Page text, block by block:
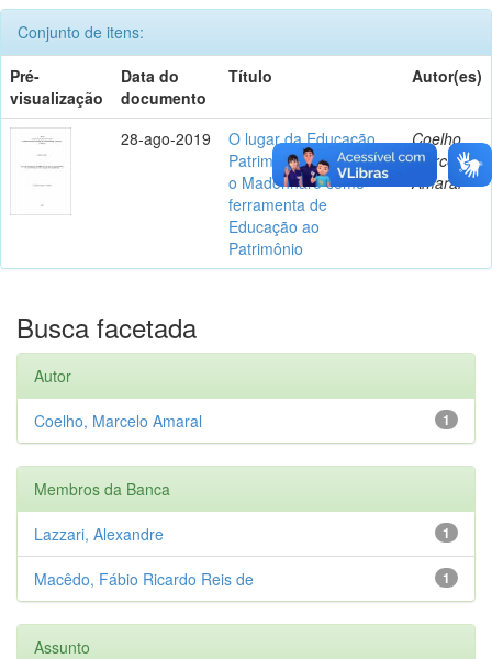
Conjunto de itens:
Pré-
visualização
Data do
documento
Título Autor(es)
28-ago-2019
O lugar da Educação
Patrimonial na escola:
o Madonnaro como
ferramenta de
Educação ao
Patrimônio
Coelho,
Marcelo
Amaral
Busca facetada
Autor
1
Coelho, Marcelo Amaral
Membros da Banca
1
Lazzari, Alexandre
1
Macêdo, Fábio Ricardo Reis de
Assunto